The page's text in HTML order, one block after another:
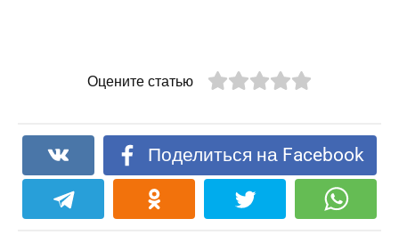
Оцените статью
Поделиться на Facebook